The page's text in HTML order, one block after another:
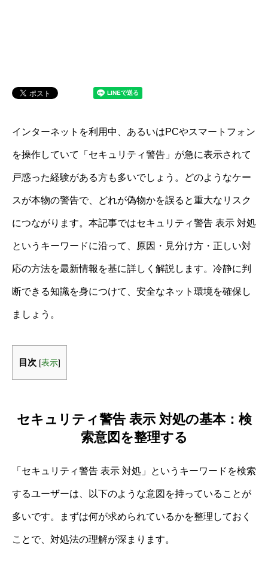
インターネットを利用中、あるいはPCやスマートフォン
を操作していて「セキュリティ警告」が急に表示されて
戸惑った経験がある方も多いでしょう。どのようなケー
スが本物の警告で、どれが偽物かを誤ると重大なリスク
につながります。本記事ではセキュリティ警告 表示 対処
というキーワードに沿って、原因・見分け方・正しい対
応の方法を最新情報を基に詳しく解説します。冷静に判
断できる知識を身につけて、安全なネット環境を確保し
ましょう。
目次 [表示]
セキュリティ警告 表示 対処の基本：検
索意図を整理する
「セキュリティ警告 表示 対処」というキーワードを検索
するユーザーは、以下のような意図を持っていることが
多いです。まずは何が求められているかを整理しておく
ことで、対処法の理解が深まります。